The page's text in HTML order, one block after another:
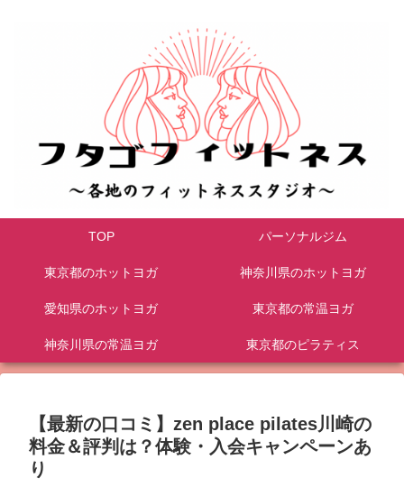
TOP パーソナルジム
東京都のホットヨガ 神奈川県のホットヨガ
愛知県のホットヨガ 東京都の常温ヨガ
神奈川県の常温ヨガ 東京都のピラティス
【最新の口コミ】zen place pilates川崎の
料金＆評判は？体験・入会キャンペーンあ
り